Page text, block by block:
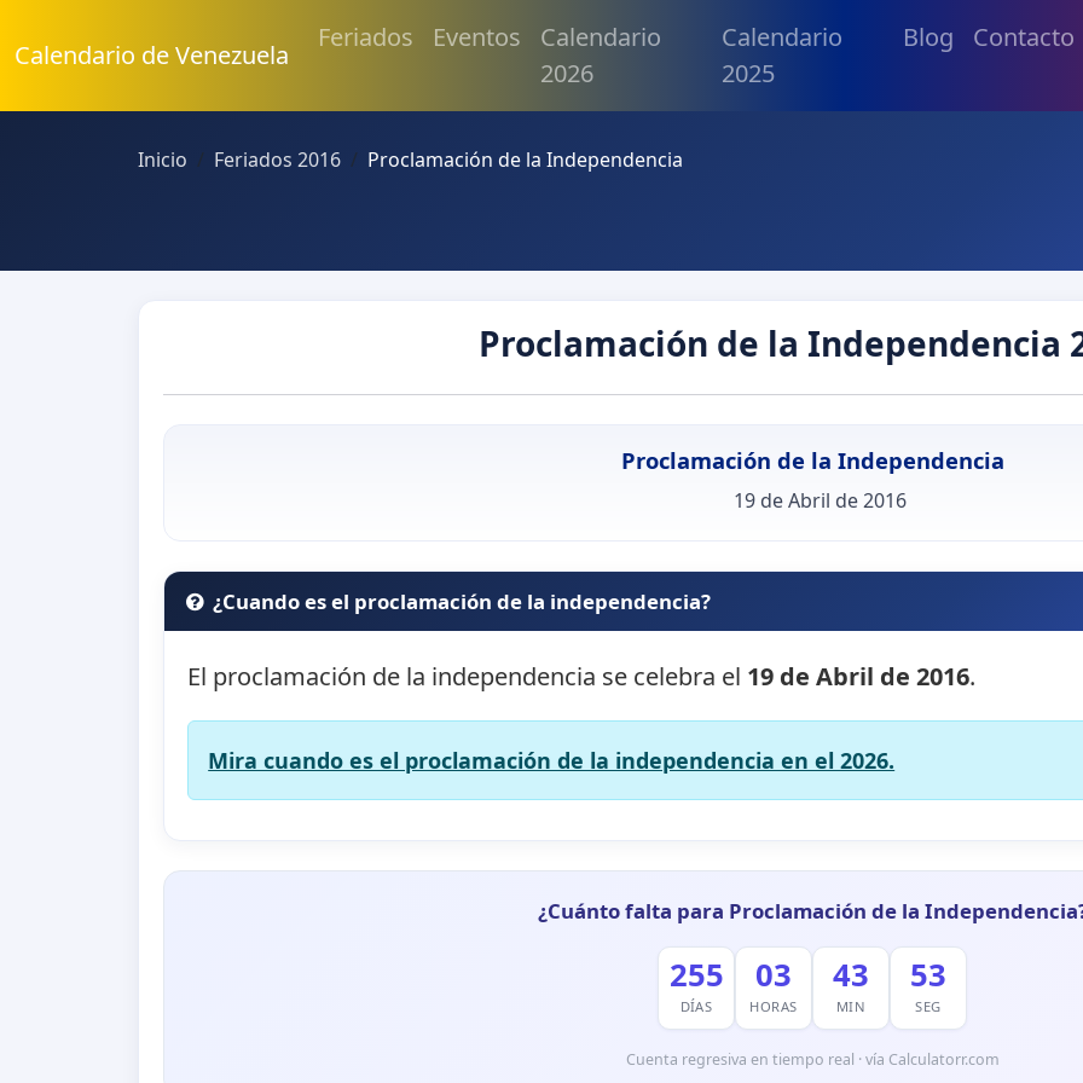
Calendario de Venezuela
Feriados Eventos
Calendario
2026
Calendario
2025
Blog Contacto
Inicio Feriados 2016 Proclamación de la Independencia
Proclamación de la Independencia
Proclamación de la Independencia
19 de Abril de 2016
¿Cuando es el proclamación de la independencia?
El proclamación de la independencia se celebra el 19 de Abril de 2016.
Mira cuando es el proclamación de la independencia en el 2026.
¿Cuánto falta para Proclamación de la
255
DÍAS
03
HORAS
43
MIN
51
SEG
Cuenta regresiva en tiempo real · vía Calculatorr.com